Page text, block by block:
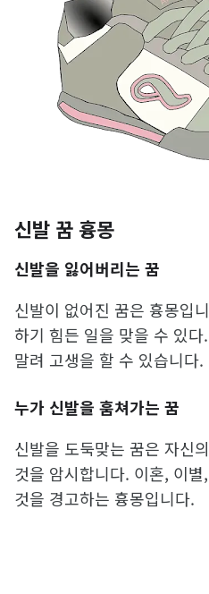
신발 꿈 흉몽
신발을 잃어버리는 꿈
신발이 없어진 꿈은 흉몽입
하기 힘든 일을 맞을 수 있
말려 고생을 할 수 있습니다.
누가 신발을 훔쳐가는 꿈
신발을 도둑맞는 꿈은 자신
것을 암시합니다. 이혼, 이
것을 경고하는 흉몽입니다.